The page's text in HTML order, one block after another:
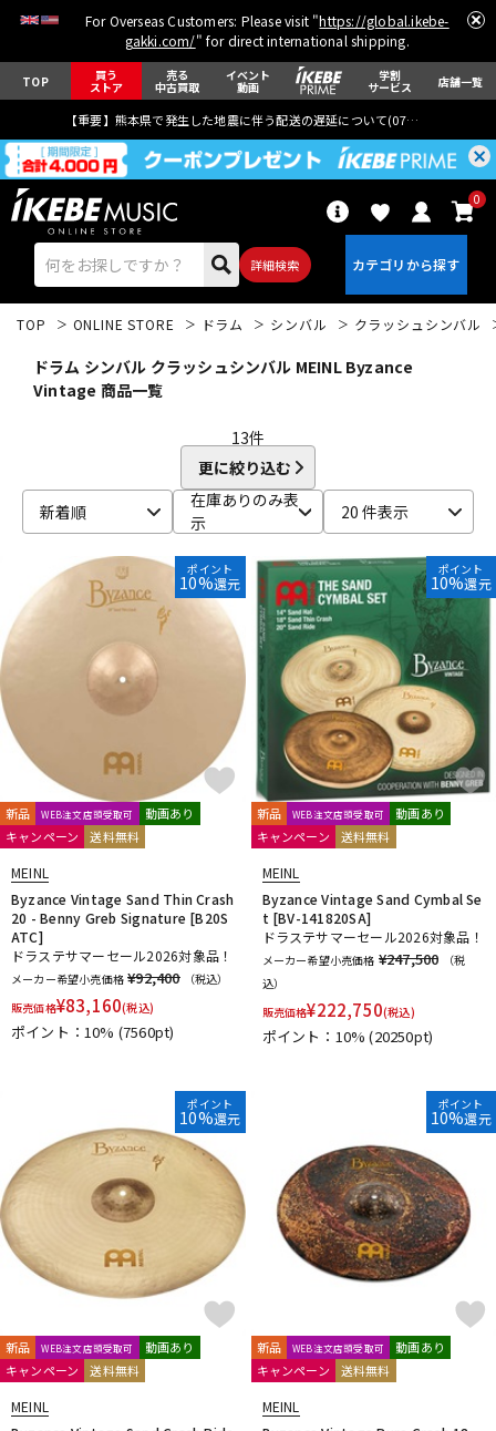
For Overseas Customers: Please visit "https://global.ikebe-
gakki.com/" for direct international shipping.
TOP 買う
ストア
売る
中古買取
イベント
動画
学割
サービス 店舗一覧
【重要】熊本県で発生した地震に伴う配送の遅延について(07月29日
詳細検索
0
ベース ウクレレ
ドラム パーカッション
キーボード 電子ピアノ
管楽器 その他楽器
アンプ エフェクター
DJ機器 DTM
DTM オンライン納品 レコーディング機器
配信/ライブ機器
ヴィンテージ
TOP ONLINE STORE ドラム シンバル クラッシュシンバル
ドラム シンバル クラッシュシンバル MEINL Byzance
Vintage 商品一覧
13件
更に絞り込む
新着順
在庫ありのみ表
示
20 件表示
ポイント
10%還元
新品 WEB注文店頭受取可
動画あり
キャンペーン
送料無料
MEINL
Byzance Vintage Sand Thin Crash
20 - Benny Greb Signature [B20S
ATC]
ドラステサマーセール2026対象品！
メーカー希望小売価格 ¥92,400
（税込）
販売価格¥83,160(税込)
ポイント：10% (7560pt)
ポイント
10%還元
新品 WEB注文店頭受取可
動画あり
キャンペーン
送料無料
MEINL
Byzance Vintage Sand Cymbal Se
t [BV-141820SA]
ドラステサマーセール2026対象品！
メーカー希望小売価格 ¥247,500
（税
込）
販売価格¥222,750(税込)
ポイント：10%(20250pt)
ポイント
10%還元
新品 WEB注文店頭受取可
動画あり
キャンペーン
送料無料
MEINL
ポイント
10%還元
新品 WEB注文店頭受取可
動画あり
キャンペーン
送料無料
MEINL